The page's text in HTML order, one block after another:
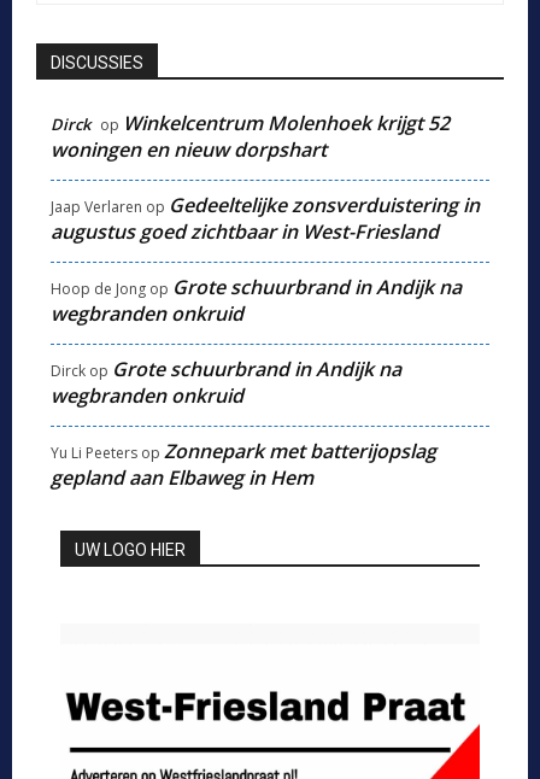
DISCUSSIES
Dirck op Winkelcentrum Molenhoek krijgt 52
woningen en nieuw dorpshart
Jaap Verlaren op Gedeeltelijke zonsverduistering in
augustus goed zichtbaar in West-Friesland
Hoop de Jong op Grote schuurbrand in Andijk na
wegbranden onkruid
Dirck op Grote schuurbrand in Andijk na
wegbranden onkruid
Yu Li Peeters op Zonnepark met batterijopslag
gepland aan Elbaweg in Hem
UW LOGO HIER